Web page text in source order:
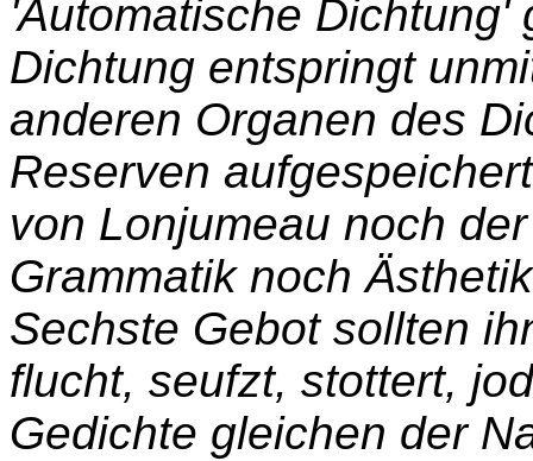
'Automatische
Dichtung entspringt
anderen Organen des
Reserven
von Lonjumeau noch
Grammatik noch
Sechste Gebot sollten
flucht, seufzt, stottert,
Gedichte gleichen der